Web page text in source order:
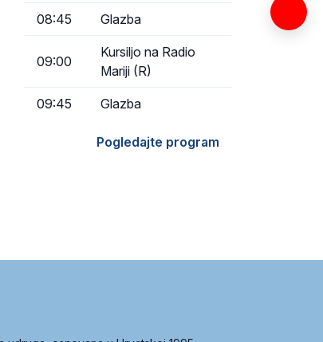
08:45 Glazba
09:00
Kursiljo na Radio
Mariji (R)
09:45 Glazba
Pogledajte program